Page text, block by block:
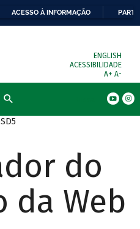
ACESSO À INFORMAÇÃO
ENGLISH
ACESSIBILIDADE
A+ A-
do
da Web